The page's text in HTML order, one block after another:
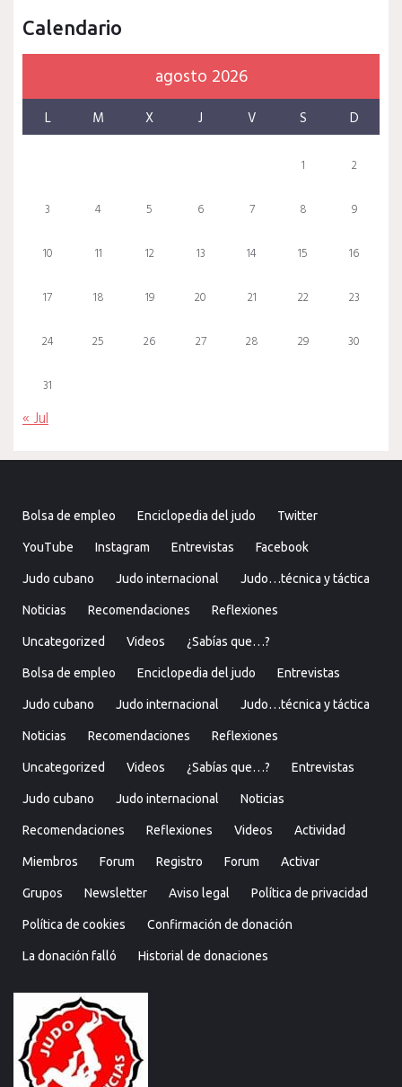
Calendario
agosto 2026
L M X J V S D
1 2
3 4 5 6 7 8 9
10 11 12 13 14 15 16
17 18 19 20 21 22 23
24 25 26 27 28 29 30
31
« Jul
Bolsa de empleo Enciclopedia del judo Twitter
YouTube Instagram Entrevistas Facebook
Judo cubano Judo internacional Judo…técnica y táctica
Noticias Recomendaciones Reflexiones
Uncategorized Videos ¿Sabías que…?
Bolsa de empleo Enciclopedia del judo Entrevistas
Judo cubano Judo internacional Judo…técnica y táctica
Noticias Recomendaciones Reflexiones
Uncategorized Videos ¿Sabías que…? Entrevistas
Judo cubano Judo internacional Noticias
Recomendaciones Reflexiones Videos Actividad
Miembros Forum Registro Forum Activar
Grupos Newsletter Aviso legal Política de privacidad
Política de cookies Confirmación de donación
La donación falló Historial de donaciones